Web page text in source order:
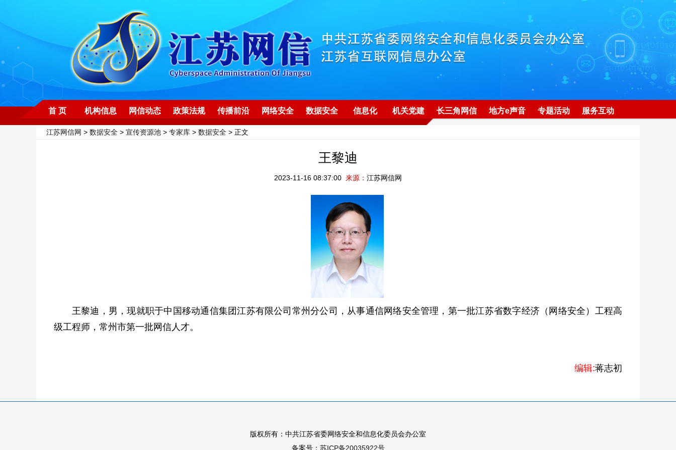
首 页 机构信息 网信动态 政策法规 传播前沿 网络安全 数据安全 信息化 机关党建 长三角网信 地方e声音 专题活动 服务互动
江苏网信网 > 数据安全 > 宣传资源池 > 专家库 > 数据安全 > 正文
王黎迪
2023-11-16 08:37:00 来源： 江苏网信网
王黎迪，男，现就职于中国移动通信集团江苏有限公司常州分公司，从事通信网络安全管理，第一批江苏省数字经济（网络安全）工程高
级工程师，常州市第一批网信人才。
编辑:蒋志初
版权所有：中共江苏省委网络安全和信息化委员会办公室
备案号： 苏ICP备20035922号